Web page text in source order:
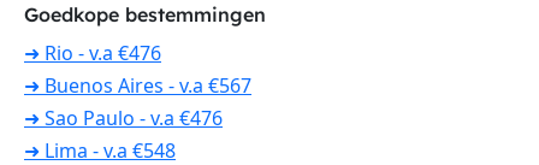
Goedkope bestemmingen
➜ Rio - v.a €476
➜ Buenos Aires - v.a €567
➜ Sao Paulo - v.a €476
➜ Lima - v.a €548